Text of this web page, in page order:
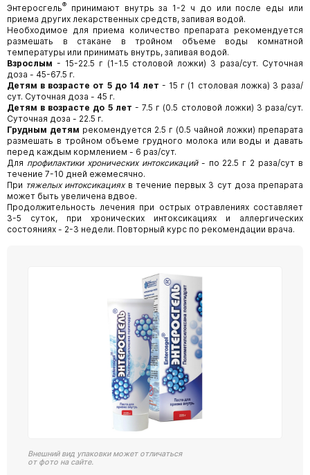
Энтеросгель®
принимают внутрь за 1-2 ч до или после еды или
приема других лекарственных средств, запивая водой.
Необходимое для приема количество препарата рекомендуется
размешать в стакане в тройном объеме воды комнатной
температуры или принимать внутрь, запивая водой.
Взрослым - 15-22.5 г (1-1.5 столовой ложки) 3 раза/сут. Суточная
доза - 45-67.5 г.
Детям в возрасте от 5 до 14 лет - 15 г (1 столовая ложка) 3 раза/
сут. Суточная доза - 45 г.
Детям в возрасте до 5 лет - 7.5 г (0.5 столовой ложки) 3 раза/сут.
Суточная доза - 22.5 г.
Грудным детям рекомендуется 2.5 г (0.5 чайной ложки) препарата
размешать в тройном объеме грудного молока или воды и давать
перед каждым кормлением - 6 раз/сут.
Для профилактики хронических интоксикаций- по 22.5 г 2 раза/сут в
течение 7-10 дней ежемесячно.
При тяжелых интоксикацияхв течение первых 3 сут доза препарата
может быть увеличена вдвое.
Продолжительность лечения при острых отравлениях составляет
3-5 суток, при хронических интоксикациях и аллергических
состояниях - 2-3 недели. Повторный курс по рекомендации врача.
Внешний вид упаковки может отличаться
от фото на сайте.